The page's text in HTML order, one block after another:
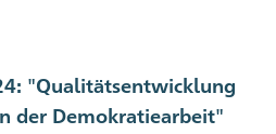
"Qualitätsentwicklung
der Demokratiearbeit"